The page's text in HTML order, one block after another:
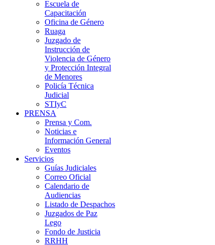
Escuela de
Capacitación
Oficina de Género
Ruaga
Juzgado de
Instrucción de
Violencia de Género
y Protección Integral
de Menores
Policía Técnica
Judicial
STIyC
PRENSA
Prensa y Com.
Noticias e
Información General
Eventos
Servicios
Guías Judiciales
Correo Oficial
Calendario de
Audiencias
Listado de Despachos
Juzgados de Paz
Lego
Fondo de Justicia
RRHH